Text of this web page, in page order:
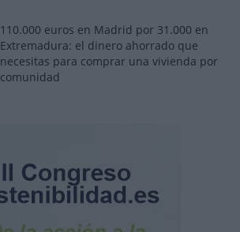
110.000 euros en Madrid por 31.000 en
Extremadura: el dinero ahorrado que
necesitas para comprar una vivienda por
comunidad